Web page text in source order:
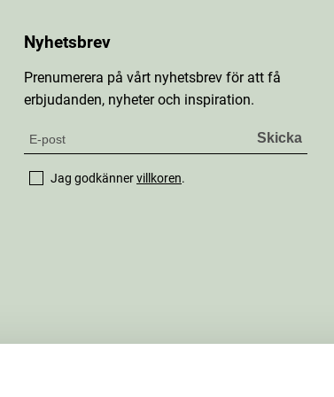
Nyhetsbrev
Prenumerera på vårt nyhetsbrev för att få
erbjudanden, nyheter och inspiration.
Jag godkännervillkoren.